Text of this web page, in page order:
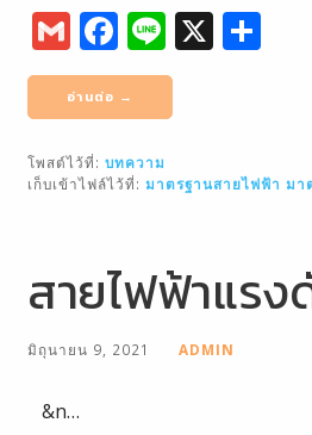
G
m
ai
l
F
a
c
e
b
o
k
Li
n
e
X
อ่านต่อ →
โพสต์ไว้ที่: บทความ
เก็บเข้าไฟล์ไว้ที่: มาตรฐานสายไฟฟ้า มา
สายไฟฟ้าแรง
มิถุนายน 9, 2021 ADMIN
&n…